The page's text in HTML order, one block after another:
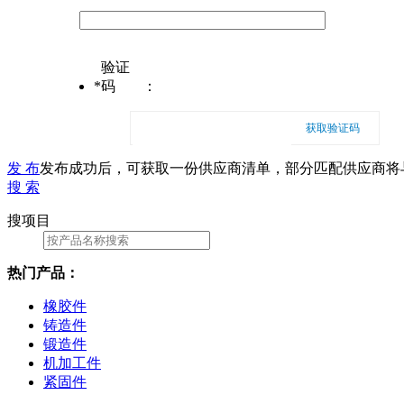
*
验证
码
：
获取验证码
发 布发布成功后，可获取一份供应商清单，部分匹配供应商
搜 索
搜项目
热门产品：
橡胶件
铸造件
锻造件
机加工件
紧固件